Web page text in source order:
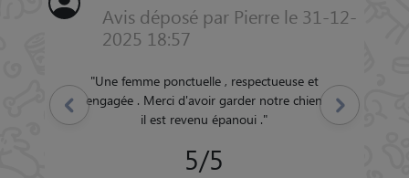
Avis déposé par Pierre le 31-12-
2025 18:57
"Une femme ponctuelle , respectueuse et
engagée . Merci d'avoir garder notre chien
il est revenu épanoui ."
5/5
Précédent Suivant